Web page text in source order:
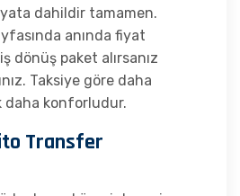
dahildir tamamen.
anında fiyat
dönüş paket alırsanız
Taksiye göre daha
daha konforludur.
Transfer